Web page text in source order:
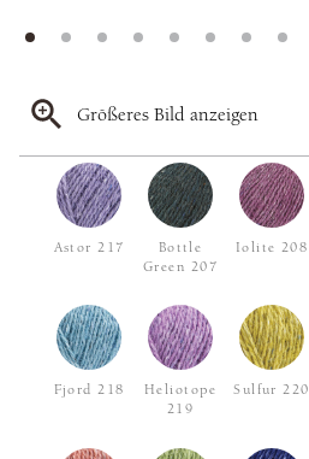
Größeres Bild anzeigen
Astor 217
Bottle
Green 207
Iolite 208
Fjord 218
Heliotope
219
Sulfur 220